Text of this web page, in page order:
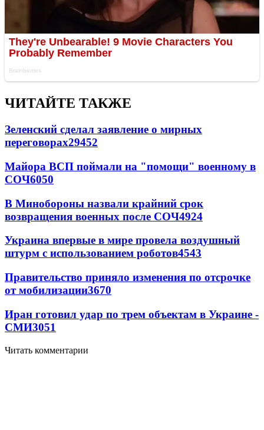
ЧИТАЙТЕ ТАКЖЕ
Зеленский сделал заявление о мирных
переговорах29452
Майора ВСП поймали на "помощи" военному в
СОЧ6050
В Минобороны назвали крайний срок
возвращения военных после СОЧ4924
Украина впервые в мире провела воздушный
штурм с использованием роботов4543
Правительство приняло изменения по отсрочке
от мобилизации3670
Иран готовил удар по трем объектам в Украине -
СМИ3051
Читать комментарии